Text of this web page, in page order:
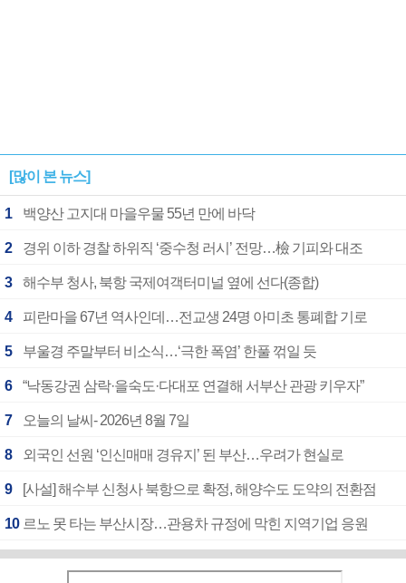
[많이 본 뉴스]
1 백양산 고지대 마을우물 55년 만에 바닥
2 경위 이하 경찰 하위직 ‘중수청 러시’ 전망…檢 기피와 대조
3 해수부 청사, 북항 국제여객터미널 옆에 선다(종합)
4 피란마을 67년 역사인데…전교생 24명 아미초 통폐합 기로
5 부울경 주말부터 비소식…‘극한 폭염’ 한풀 꺾일 듯
6 “낙동강권 삼락·을숙도·다대포 연결해 서부산 관광 키우자”
7 오늘의 날씨- 2026년 8월 7일
8 외국인 선원 ‘인신매매 경유지’ 된 부산…우려가 현실로
9 [사설] 해수부 신청사 북항으로 확정, 해양수도 도약의 전환점
10 르노 못 타는 부산시장…관용차 규정에 막힌 지역기업 응원